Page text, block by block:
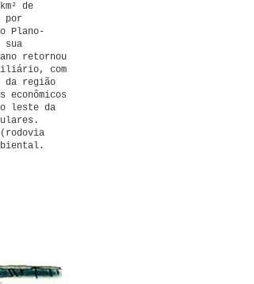
de
por
Plano-
sua
retornou
com
da região
leste da